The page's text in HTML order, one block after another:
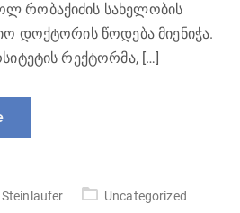
რობაქიძის სახელობის
დოქტორის წოდება მიენიჭა.
რექტორმა, […]
Steinlaufer Uncategorized